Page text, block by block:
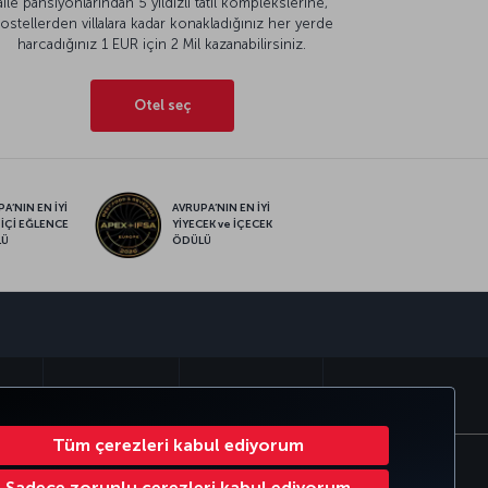
Tüm çerezleri kabul ediyorum
villalara kadar konakladığınız her yerde
harcadığınız 1 EUR için 2 Mil kazanabilirsiniz.
Otel seç
EN İYİ
EĞLENCE
AVRUPA’NIN EN İYİ
YİYECEK ve İÇECEK
ÖDÜLÜ
Çerez Ayarlarını Değiştir 49 69 86 799 849